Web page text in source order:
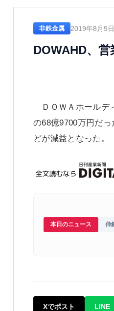
非鉄金属 2019年8月9
DOWAHD、
ＤＯＷＡホールデ
の68億9700万円だ
どが減益となった。
本日のニュース 伸
Xでポスト LINE